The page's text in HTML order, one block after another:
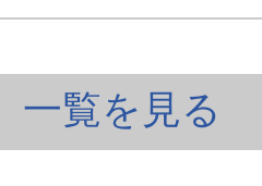
一覧を見る